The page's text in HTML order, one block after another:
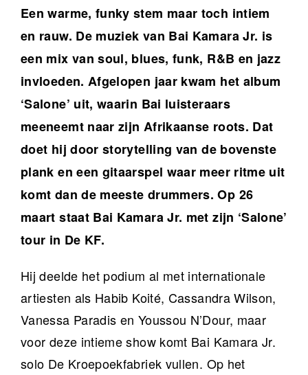
Een warme, funky stem maar toch intiem
en rauw. De muziek van Bai Kamara Jr. is
een mix van soul, blues, funk, R&B en jazz
invloeden. Afgelopen jaar kwam het album
‘Salone’ uit, waarin Bai luisteraars
meeneemt naar zijn Afrikaanse roots. Dat
doet hij door storytelling van de bovenste
plank en een gitaarspel waar meer ritme uit
komt dan de meeste drummers. Op 26
maart staat Bai Kamara Jr. met zijn ‘Salone’
tour in De KF.
Hij deelde het podium al met internationale
artiesten als Habib Koité, Cassandra Wilson,
Vanessa Paradis en Youssou N’Dour, maar
voor deze intieme show komt Bai Kamara Jr.
solo De Kroepoekfabriek vullen. Op het